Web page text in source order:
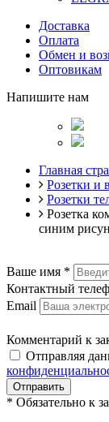
Доставка
Оплата
Обмен и
Оптовикам
Напишите нам
Главная
Розетки и
Розетки
Розетка
синим
Ваше имя *
Контактный
Email
Комментарий к
Отправляя
Отправить
* Обязательно к